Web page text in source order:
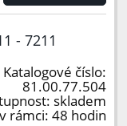
- 7211
Katalogové číslo:
81.00.77.504
skladem
rámci: 48 hodin